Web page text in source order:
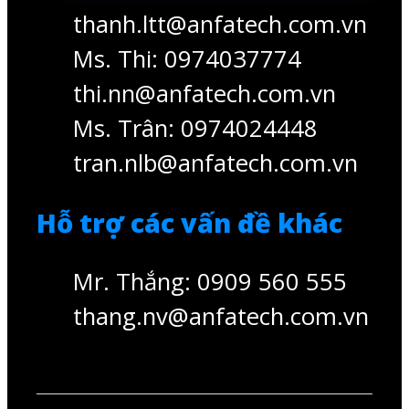
Hỗ trợ các vấn đề khác
Mr. Thắng: 0909 560 555
thang.nv@anfatech.com.vn
Copyright © 2020 - 2023
ANFA. All Rights Reserved.